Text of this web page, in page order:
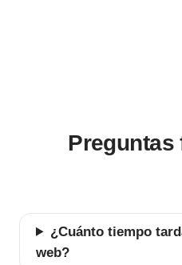
Preguntas
¿Cuánto tiempo
web?